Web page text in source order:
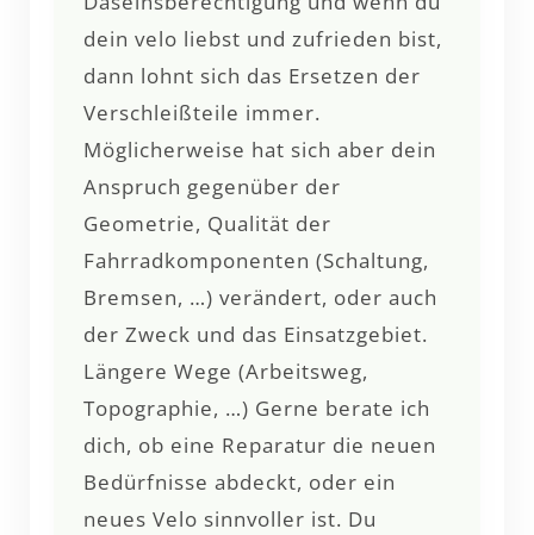
dein velo liebst und zufrieden bist,
dann lohnt sich das Ersetzen der
Verschleißteile immer.
Möglicherweise hat sich aber dein
Anspruch gegenüber der
Geometrie, Qualität der
Fahrradkomponenten (Schaltung,
Bremsen, …) verändert, oder auch
der Zweck und das Einsatzgebiet.
Längere Wege (Arbeitsweg,
Topographie, …) Gerne berate ich
dich, ob eine Reparatur die neuen
Bedürfnisse abdeckt, oder ein
neues Velo sinnvoller ist. Du